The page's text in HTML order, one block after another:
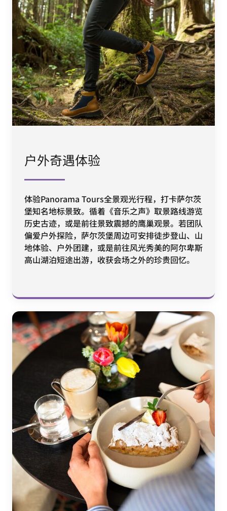
户外奇遇体验
体验Panorama Tours全景观光行程，打卡萨尔茨
堡知名地标景致。循着《音乐之声》取景路线游览
历史古迹，或是前往景致震撼的鹰巢观景。若团队
偏爱户外探险，萨尔茨堡周边可安排徒步登山、山
地体验、户外团建，或是前往风光秀美的阿尔卑斯
高山湖泊短途出游，收获会场之外的珍贵回忆。